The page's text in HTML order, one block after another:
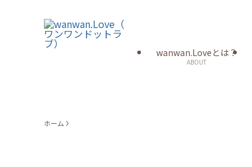
wanwan.Loveとは？
ABOUT
ホーム